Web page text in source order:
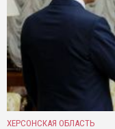
ХЕРСОНСКАЯ ОБЛАСТЬ